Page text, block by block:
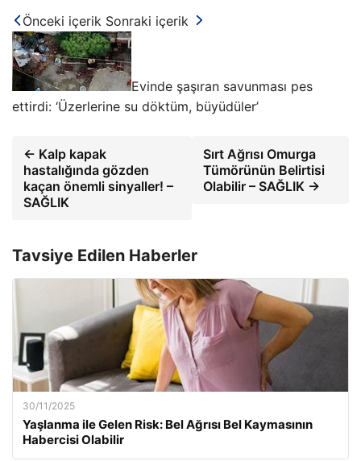
Önceki içerik Sonraki içerik
Evinde şaşıran savunması pes
ettirdi: ‘Üzerlerine su döktüm, büyüdüler’
← Kalp kapak
hastalığında gözden
kaçan önemli sinyaller! –
SAĞLIK
Sırt Ağrısı Omurga
Tümörünün Belirtisi
Olabilir – SAĞLIK →
Tavsiye Edilen Haberler
30/11/2025
Yaşlanma ile Gelen Risk: Bel Ağrısı Bel Kaymasının
Habercisi Olabilir